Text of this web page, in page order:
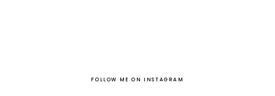
FOLLOW ME ON INSTAGRAM